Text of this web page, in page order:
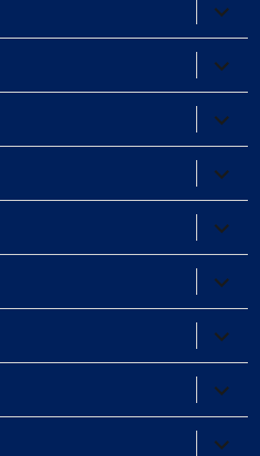
ブ
メ
ニ
ュ
ー
を
展
開
ブ
メ
ニ
ュ
ー
を
展
開
ブ
メ
ニ
ュ
ー
を
展
開
ブ
メ
ニ
ュ
ー
を
展
開
ブ
メ
ニ
ュ
ー
を
展
開
ブ
メ
ニ
ュ
ー
を
展
開
ブ
メ
ニ
ュ
ー
を
ブ
メ
ニ